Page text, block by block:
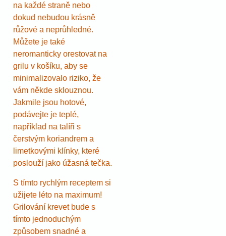
na každé straně nebo
dokud nebudou krásně
růžové a neprůhledné.
Můžete je také
neromanticky orestovat na
grilu v košíku, aby se
minimalizovalo riziko, že
vám někde sklouznou.
Jakmile jsou hotové,
podávejte je teplé,
například na talíři s
čerstvým koriandrem a
limetkovými klínky, které
poslouží jako úžasná tečka.
S tímto rychlým receptem si
užijete léto na maximum!
Grilování krevet bude s
tímto jednoduchým
způsobem snadné a